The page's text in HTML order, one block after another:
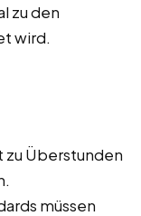
zu den
wird.
Überstunden
müssen